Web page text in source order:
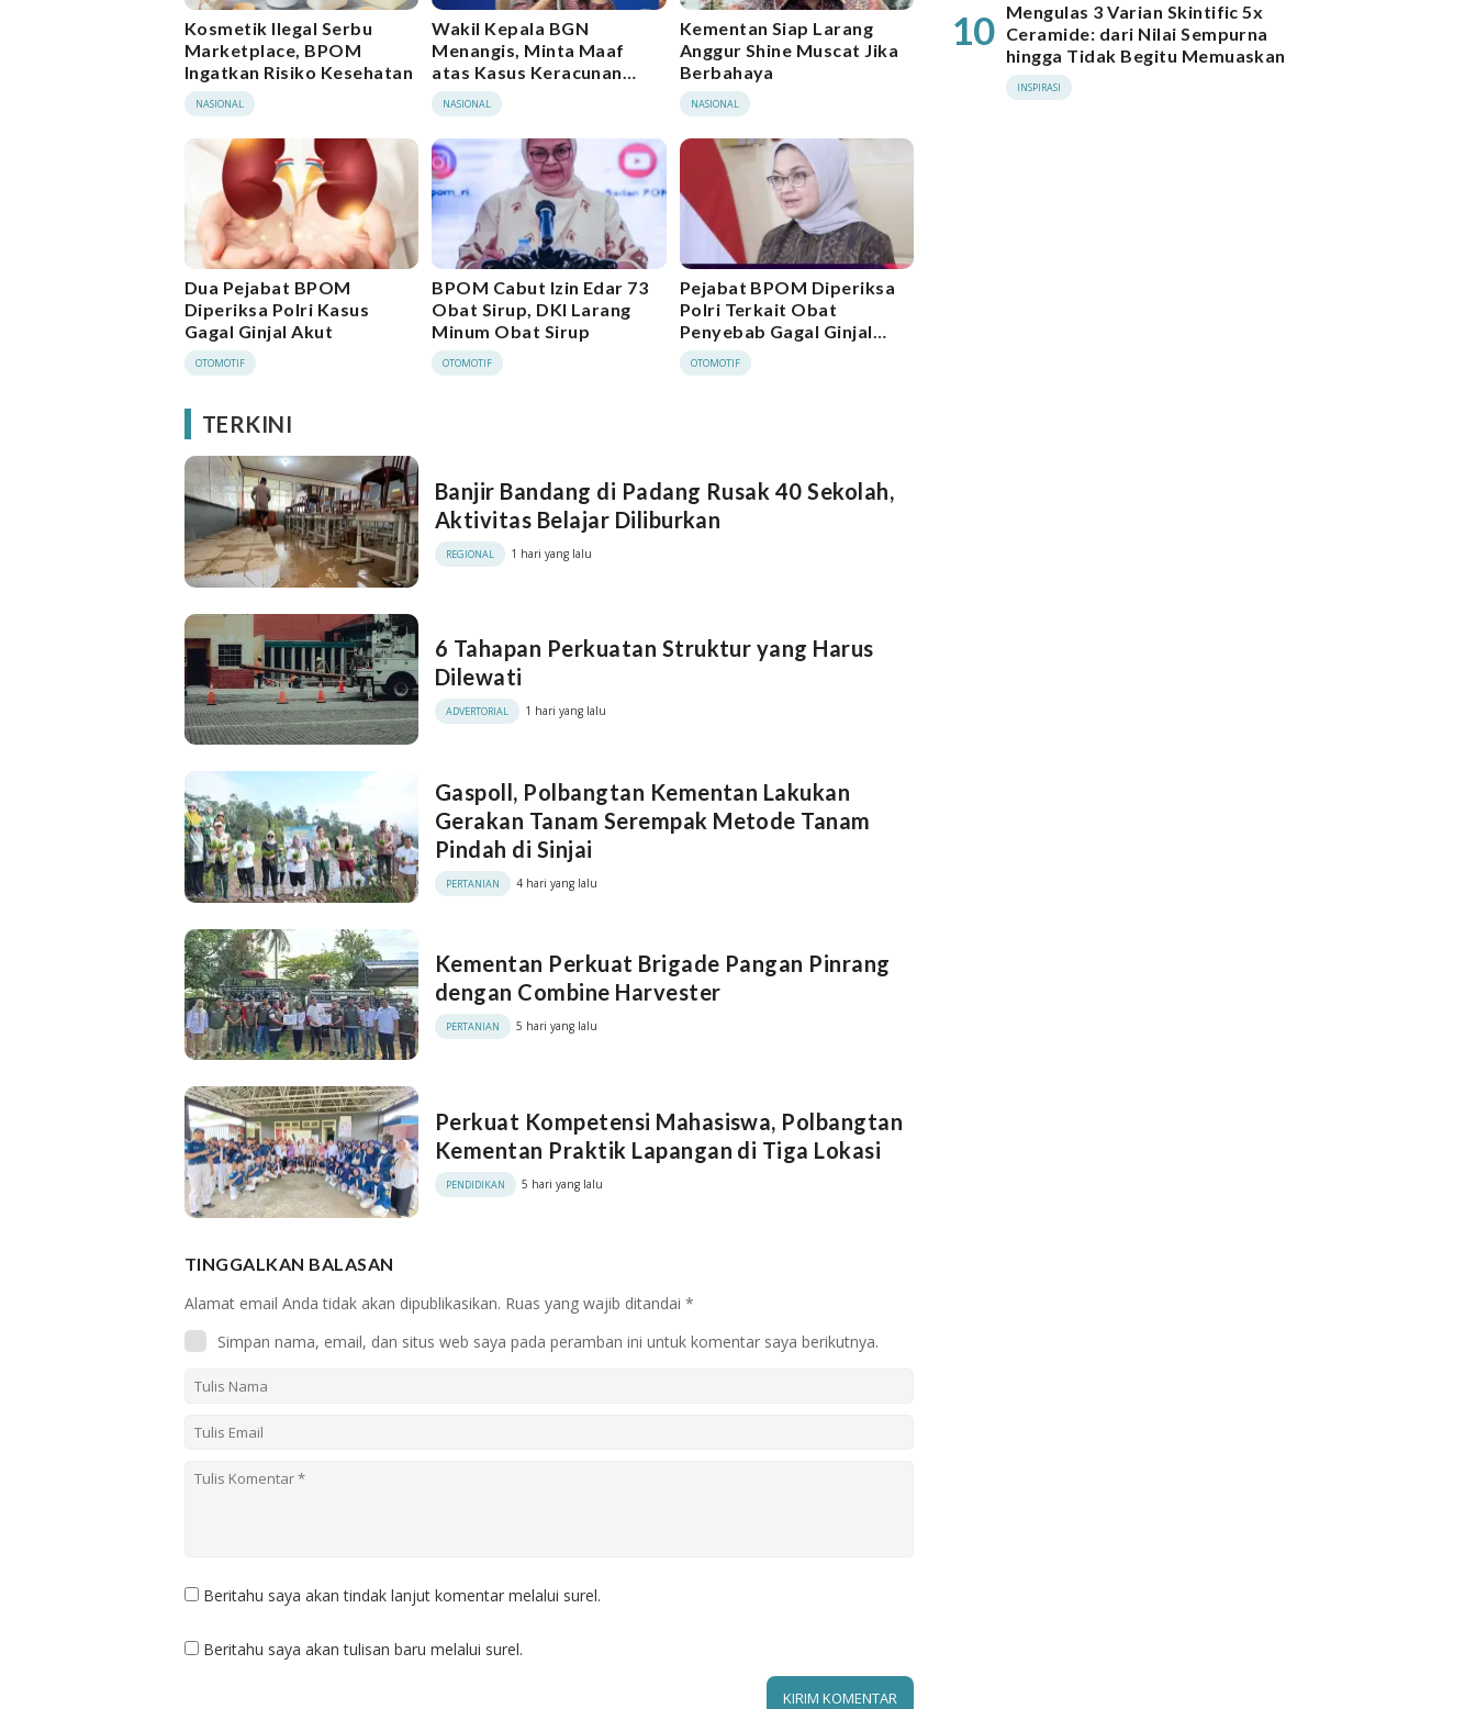
Kosmetik Ilegal Serbu
Marketplace, BPOM
Ingatkan Risiko Kesehatan
NASIONAL
Wakil Kepala BGN
Menangis, Minta Maaf
atas Kasus Keracunan
Massal MBG
NASIONAL
Kementan Siap Larang
Anggur Shine Muscat Jika
Berbahaya
NASIONAL
Dua Pejabat BPOM
Diperiksa Polri Kasus
Gagal Ginjal Akut
OTOMOTIF
BPOM Cabut Izin Edar 73
Obat Sirup, DKI Larang
Minum Obat Sirup
OTOMOTIF
Pejabat BPOM Diperiksa
Polri Terkait Obat
Penyebab Gagal Ginjal
Akut
OTOMOTIF
TERKINI
Banjir Bandang di Padang Rusak 40 Sekolah,
Aktivitas Belajar Diliburkan
REGIONAL 1 hari yang lalu
6 Tahapan Perkuatan Struktur yang Harus
Dilewati
ADVERTORIAL 1 hari yang lalu
Gaspoll, Polbangtan Kementan Lakukan
Gerakan Tanam Serempak Metode Tanam
Pindah di Sinjai
PERTANIAN 4 hari yang lalu
Kementan Perkuat Brigade Pangan Pinrang
dengan Combine Harvester
PERTANIAN 5 hari yang lalu
Perkuat Kompetensi Mahasiswa, Polbangtan
Kementan Praktik Lapangan di Tiga Lokasi
PENDIDIKAN 5 hari yang lalu
TINGGALKAN BALASAN
Alamat email Anda tidak akan dipublikasikan. Ruas yang wajib ditandai *
Simpan nama, email, dan situs web saya pada peramban ini untuk komentar saya berikutnya.
Beritahu saya akan tindak lanjut komentar melalui surel.
Beritahu saya akan tulisan baru melalui surel.
10 Mengulas 3 Varian Skintific 5x
Ceramide: dari Nilai Sempurna
hingga Tidak Begitu Memuaskan
INSPIRASI